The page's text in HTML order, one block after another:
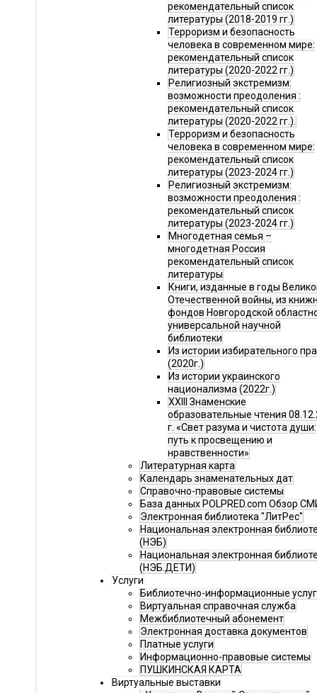
рекомендательный список
литературы (2018-2019 гг.)
Терроризм и безопасность
человека в современном мире:
рекомендательный список
литературы (2020-2022 гг.)
Религиозный экстремизм:
возможности преодоления :
рекомендательный список
литературы (2020-2022 гг.).
Терроризм и безопасность
человека в современном мире:
рекомендательный список
литературы (2023-2024 гг.)
Религиозный экстремизм:
возможности преодоления :
рекомендательный список
литературы (2023-2024 гг.)
Многодетная семья –
многодетная Россия
рекомендательный список
литературы
Книги, изданные в годы
Отечественной войны, из
фондов Новгородской
универсальной научной
библиотеки
Из истории избирательного
(2020г.)
Из истории украинского
национализма (2022г.)
XXIII Знаменские
образовательные чтения
г. «Свет разума и чистота души:
путь к просвещению и
нравственности»
Литературная карта
Календарь знаменательных дат
Справочно-правовые системы
База данных POLPRED.com Обзор
Электронная библиотека "ЛитРес"
Национальная электронная
(НЭБ)
Национальная электронная
(НЭБ.ДЕТИ)
Услуги
Библиотечно-информационные
Виртуальная справочная служба
Межбиблиотечный абонемент
Электронная доставка документов
Платные услуги
Информационно-правовые системы
ПУШКИНСКАЯ КАРТА
Виртуальные выставки